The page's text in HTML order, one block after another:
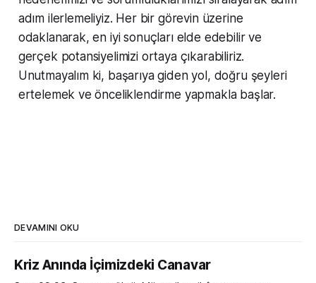
adım ilerlemeliyiz. Her bir görevin üzerine
odaklanarak, en iyi sonuçları elde edebilir ve
gerçek potansiyelimizi ortaya çıkarabiliriz.
Unutmayalım ki, başarıya giden yol, doğru şeyleri
ertelemek ve önceliklendirme yapmakla başlar.
DEVAMINI OKU
Kriz Anında İçimizdeki Canavar